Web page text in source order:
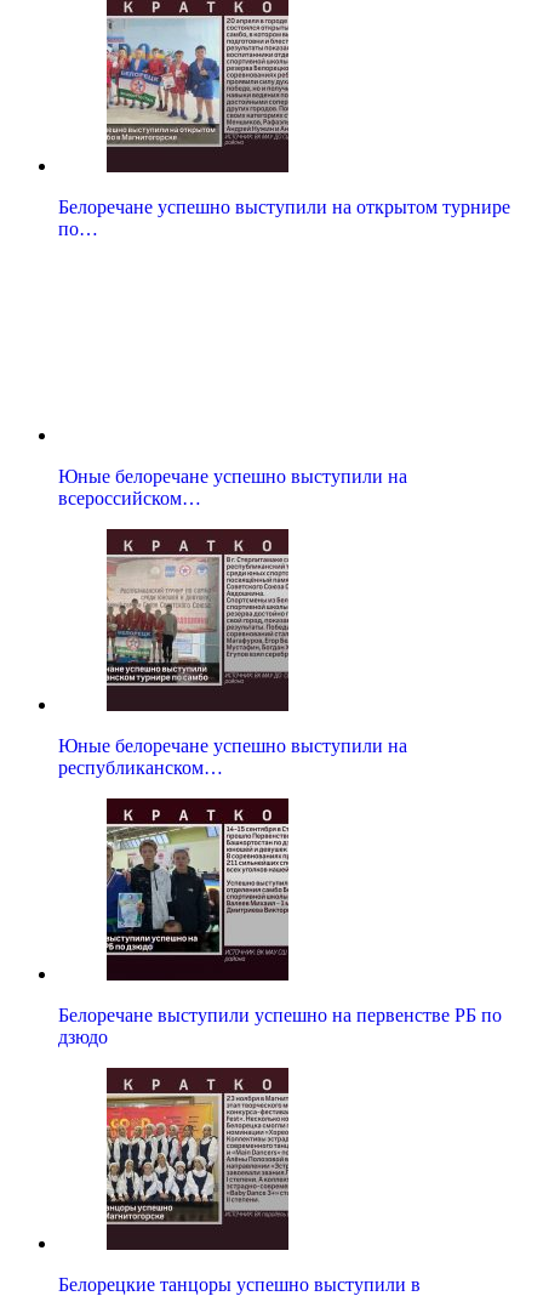
Белоречане успешно выступили на открытом турнире
по…
Юные белоречане успешно выступили на
всероссийском…
Юные белоречане успешно выступили на
республиканском…
Белоречане выступили успешно на первенстве РБ по
дзюдо
Белорецкие танцоры успешно выступили в